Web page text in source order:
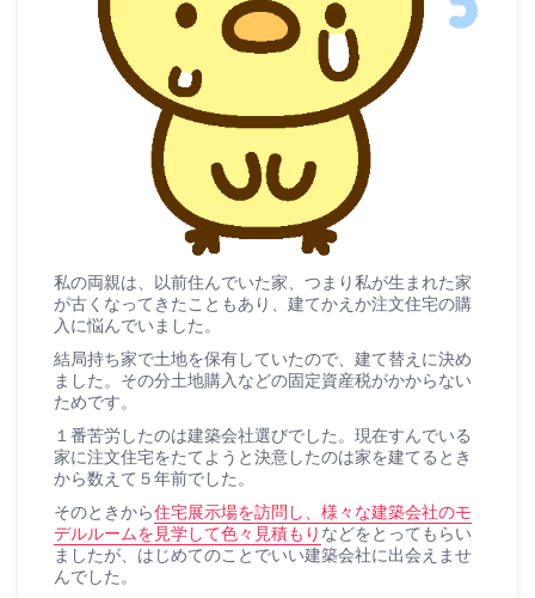
私の両親は、以前住んでいた家、つまり私が生まれた家
が古くなってきたこともあり、建てかえか注文住宅の購
入に悩んでいました。
結局持ち家で土地を保有していたので、建て替えに決め
ました。その分土地購入などの固定資産税がかからない
ためです。
１番苦労したのは建築会社選びでした。現在すんでいる
家に注文住宅をたてようと決意したのは家を建てるとき
から数えて５年前でした。
そのときから住宅展示場を訪問し、様々な建築会社のモ
デルルームを見学して色々見積もり などをとってもらい
ましたが、はじめてのことでいい建築会社に出会えませ
んでした。